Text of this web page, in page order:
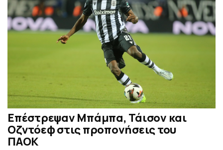
Επέστρεψαν Μπάμπα, Τάισον και
Οζντόεφ στις προπονήσεις του
ΠΑΟΚ